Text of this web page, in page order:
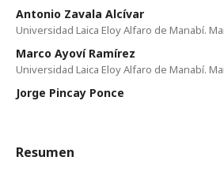
Antonio Zavala Alcívar
Universidad Laica Eloy Alfaro de Manabí.
Marco Ayoví Ramírez
Universidad Laica Eloy Alfaro de Manabí.
Jorge Pincay Ponce
Resumen